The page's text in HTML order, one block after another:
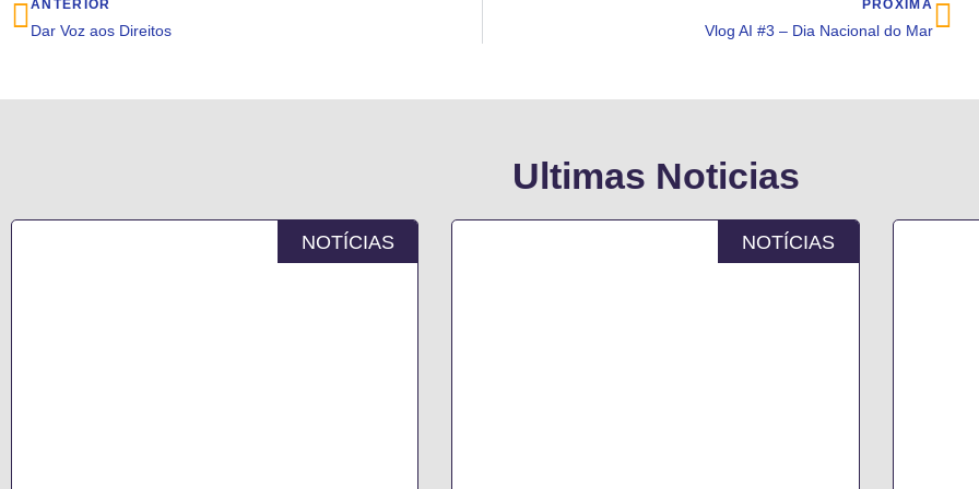
ANTERIOR
Dar Voz aos Direitos
PRÓXIMA
Vlog AI #3 – Dia Nacional do Mar
Ultimas Noticias
NOTÍCIAS NOTÍCIAS